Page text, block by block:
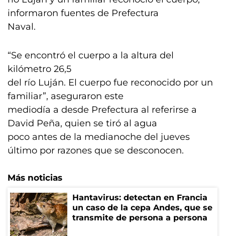
informaron fuentes de Prefectura
Naval.
“Se encontró el cuerpo a la altura del
kilómetro 26,5
del río Luján. El cuerpo fue reconocido por un
familiar”, aseguraron este
mediodía a desde Prefectura al referirse a
David Peña, quien se tiró al agua
poco antes de la medianoche del jueves
último por razones que se desconocen.
Más noticias
Hantavirus: detectan en Francia
un caso de la cepa Andes, que se
transmite de persona a persona